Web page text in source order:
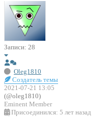
Записи: 28
Oleg1810
Создатель темы
2021-07-21 13:05
(@oleg1810)
Eminent Member
Присоединился: 5 лет назад